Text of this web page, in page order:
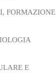
FORMAZIONE
E